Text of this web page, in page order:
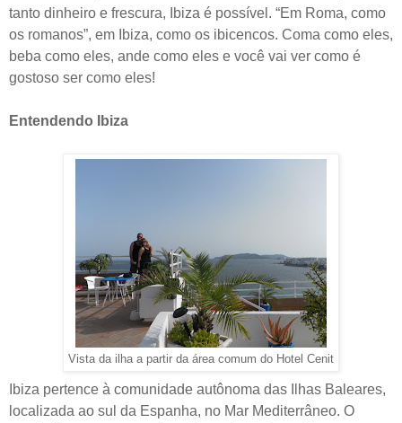
tanto dinheiro e frescura, Ibiza é possível. “Em Roma, como
os romanos”, em Ibiza, como os ibicencos. Coma como eles,
beba como eles, ande como eles e você vai ver como é
gostoso ser como eles!
Entendendo Ibiza
Vista da ilha a partir da área comum do Hotel Cenit
Ibiza pertence à comunidade autônoma das Ilhas Baleares,
localizada ao sul da Espanha, no Mar Mediterrâneo. O